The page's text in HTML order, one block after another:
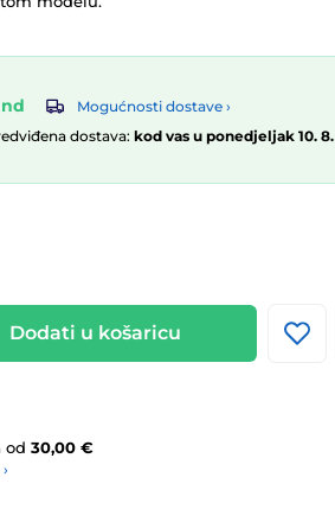
Mogućnosti dostave ›
dostava: kod vas u ponedjeljak 10. 8.
Dodati u košaricu
od 30,00 €